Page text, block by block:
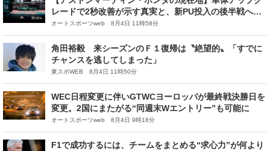
レードで2秒改善が示す真実と、新PU投入の後半戦への
期待
オートスポーツweb 8月4日 11時58分
角田裕毅 来シーズンのＦ１復帰は〝絶望的〟「すでに
チャンスを逃してしまった」
東スポWEB 8月4日 11時50分
WEC日程変更に伴いGTWCヨーロッパが最終戦決勝日を
変更。2国にまたがる“同週末Wエントリー”も可能に
オートスポーツweb 8月4日 9時18分
F1で成功するには、チームをまとめる“求心力”が何より